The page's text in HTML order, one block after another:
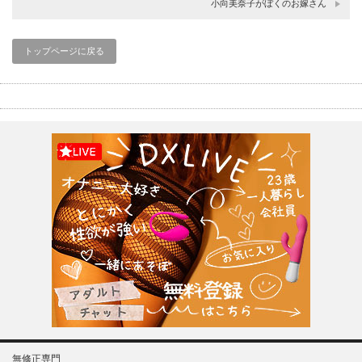
小向美奈子がぼくのお嫁さん
トップページに戻る
無修正専門